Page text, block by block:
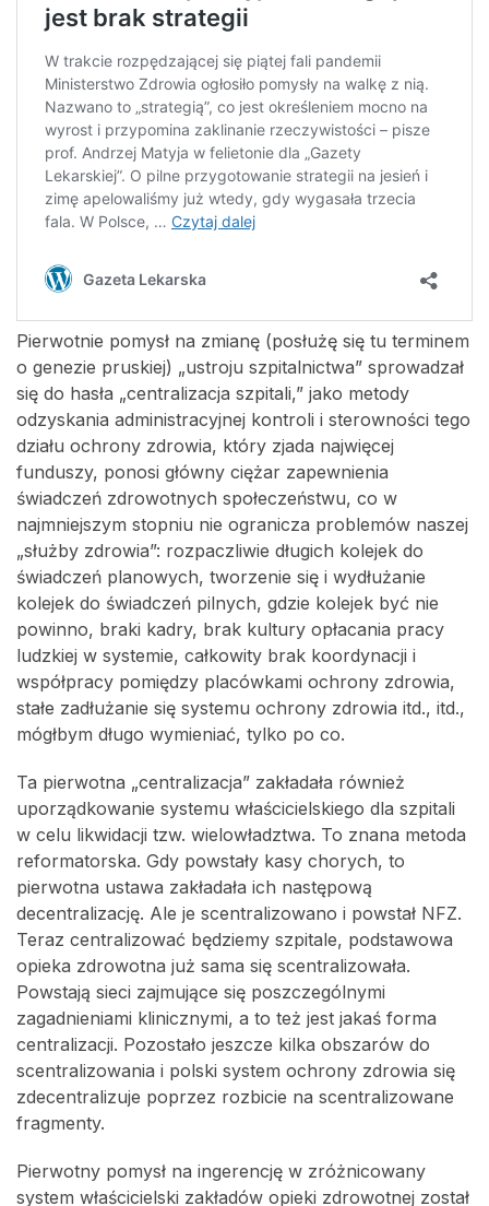
Pierwotnie pomysł na zmianę (posłużę się tu terminem
o genezie pruskiej) „ustroju szpitalnictwa” sprowadzał
się do hasła „centralizacja szpitali,” jako metody
odzyskania administracyjnej kontroli i sterowności tego
działu ochrony zdrowia, który zjada najwięcej
funduszy, ponosi główny ciężar zapewnienia
świadczeń zdrowotnych społeczeństwu, co w
najmniejszym stopniu nie ogranicza problemów naszej
„służby zdrowia”: rozpaczliwie długich kolejek do
świadczeń planowych, tworzenie się i wydłużanie
kolejek do świadczeń pilnych, gdzie kolejek być nie
powinno, braki kadry, brak kultury opłacania pracy
ludzkiej w systemie, całkowity brak koordynacji i
współpracy pomiędzy placówkami ochrony zdrowia,
stałe zadłużanie się systemu ochrony zdrowia itd., itd.,
mógłbym długo wymieniać, tylko po co.
Ta pierwotna „centralizacja” zakładała również
uporządkowanie systemu właścicielskiego dla szpitali
w celu likwidacji tzw. wielowładztwa. To znana metoda
reformatorska. Gdy powstały kasy chorych, to
pierwotna ustawa zakładała ich następową
decentralizację. Ale je scentralizowano i powstał NFZ.
Teraz centralizować będziemy szpitale, podstawowa
opieka zdrowotna już sama się scentralizowała.
Powstają sieci zajmujące się poszczególnymi
zagadnieniami klinicznymi, a to też jest jakaś forma
centralizacji. Pozostało jeszcze kilka obszarów do
scentralizowania i polski system ochrony zdrowia się
zdecentralizuje poprzez rozbicie na scentralizowane
fragmenty.
Pierwotny pomysł na ingerencję w zróżnicowany
system właścicielski zakładów opieki zdrowotnej został